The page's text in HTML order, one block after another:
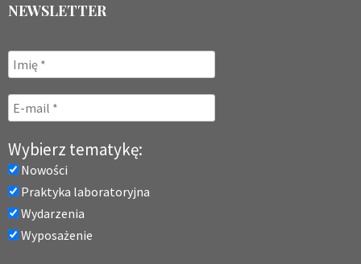
NEWSLETTER
Wybierz tematykę:
Nowości
Praktyka laboratoryjna
Wydarzenia
Wyposażenie